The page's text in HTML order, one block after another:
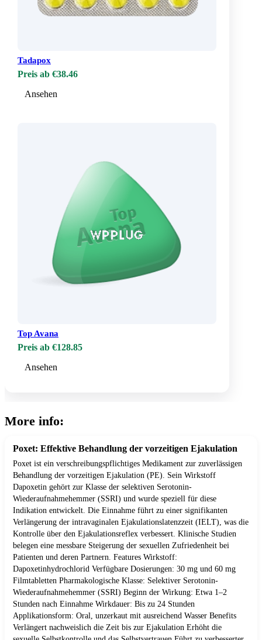
Tadapox
Preis ab €38.46
Ansehen
Top Avana
Preis ab €128.85
Ansehen
More info:
Poxet: Effektive Behandlung der vorzeitigen Ejakulation
Poxet ist ein verschreibungspflichtiges Medikament zur zuverlässigen
Behandlung der vorzeitigen Ejakulation (PE). Sein Wirkstoff
Dapoxetin gehört zur Klasse der selektiven Serotonin-
Wiederaufnahmehemmer (SSRI) und wurde speziell für diese
Indikation entwickelt. Die Einnahme führt zu einer signifikanten
Verlängerung der intravaginalen Ejakulationslatenzzeit (IELT), was die
Kontrolle über den Ejakulationsreflex verbessert. Klinische Studien
belegen eine messbare Steigerung der sexuellen Zufriedenheit bei
Patienten und deren Partnern. Features Wirkstoff:
Dapoxetinhydrochlorid Verfügbare Dosierungen: 30 mg und 60 mg
Filmtabletten Pharmakologische Klasse: Selektiver Serotonin-
Wiederaufnahmehemmer (SSRI) Beginn der Wirkung: Etwa 1–2
Stunden nach Einnahme Wirkdauer: Bis zu 24 Stunden
Applikationsform: Oral, unzerkaut mit ausreichend Wasser Benefits
Verlängert nachweislich die Zeit bis zur Ejakulation Erhöht die